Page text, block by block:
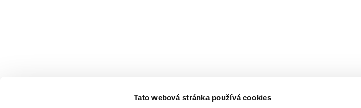
Tato webová stránka používá cookies